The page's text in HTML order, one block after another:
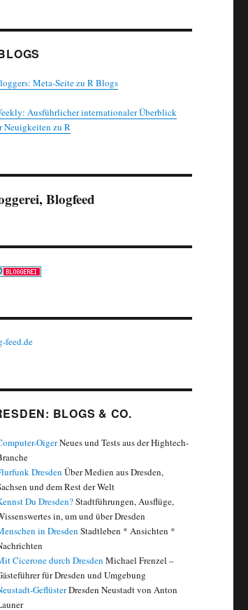
Meta-Seite zu R Blogs
Ausführlicher internationaler Überblick
Neuigkeiten zu R
Blogfeed
feed.de
BLOGS & CO.
OigerNeues und Tests aus der Hightech-
Dresden Über Medien aus Dresden,
und dem Rest der Welt
Du Dresden?Stadtführungen, Ausflüge,
in, um und über Dresden
in Dresden Stadtleben * Ansichten *
Cicerone durch Dresden Michael Frenzel –
für Dresden und Umgebung
GeflüsterDresden Neustadt von Anton